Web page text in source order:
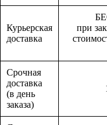
Курьерская
доставка
при
Срочная
доставка
(в день
заказа)